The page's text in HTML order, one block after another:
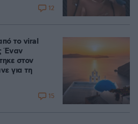
12
το viral
Έναν
στον
για τη
15